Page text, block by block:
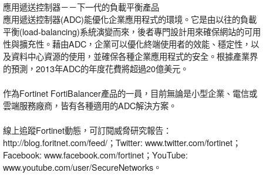
應用遞送控制器－－下一代的負載平衡產品
應用遞送控制器(ADC)能優化企業應用程式的環境。它是由以往的負載
平衡(load-balancing)系統演變而來，後者專門設計用來確保網站的可用
性與擴充性。藉由ADC，企業可以優化終端使用者的效能、穩定性，以
及資料中心資源的使用，並確保各種企業應用程式的安全。根據產業界
的預測，2013年ADC的年度花費將超過20億美元。
作為Fortinet FortiBalancer產品的一員，目前無論是小型企業、電信或
雲端服務廠商，皆有各種適用的ADC解決方案。
線上追蹤Fortinet動態，可訂閱威脅研究報告：
http://blog.foritnet.com/feed/；Twitter: www.twitter.com/fortinet；
Facebook: www.facebook.com/fortinet；YouTube:
www.youtube.com/user/SecureNetworks。